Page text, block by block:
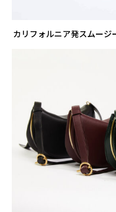
カリフォルニア発スムージ